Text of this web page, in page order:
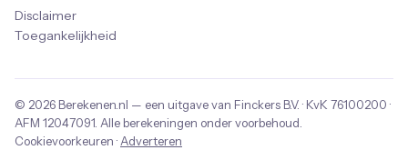
Disclaimer
Toegankelijkheid
© 2026 Berekenen.nl — een uitgave van Finckers B.V. · KvK 76100200 ·
AFM 12047091 . Alle berekeningen onder voorbehoud.
Cookievoorkeuren · Adverteren